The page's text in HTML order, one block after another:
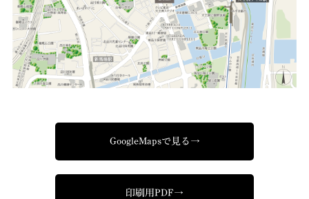
GoogleMapsで見る→
印刷用PDF→